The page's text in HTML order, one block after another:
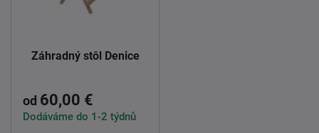
Záhradný stôl Denice
od 60,00 €
Dodáváme do 1-2 týdnů